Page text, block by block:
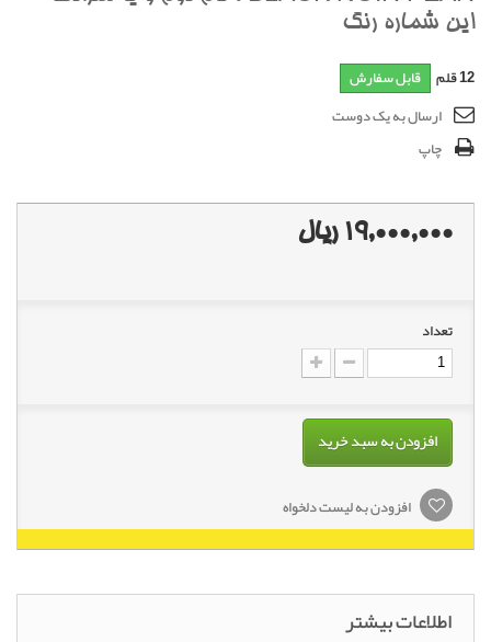
اين شماره رنگ
12قلم قابل سفارش
ارسال به یک دوست
چاپ
19,000,000 ریال
تعداد
افزودن به سبد خرید
افزودن به لیست دلخواه
اطلاعات بیشتر